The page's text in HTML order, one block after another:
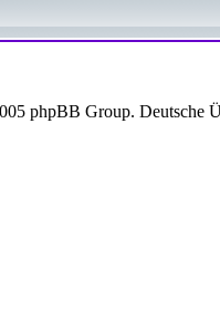
phpBB Group. Deutsche